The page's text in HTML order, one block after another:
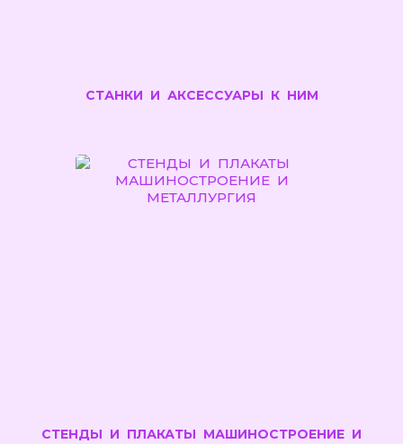
СТАНКИ И АКСЕССУАРЫ К НИМ
СТЕНДЫ И ПЛАКАТЫ МАШИНОСТРОЕНИЕ И